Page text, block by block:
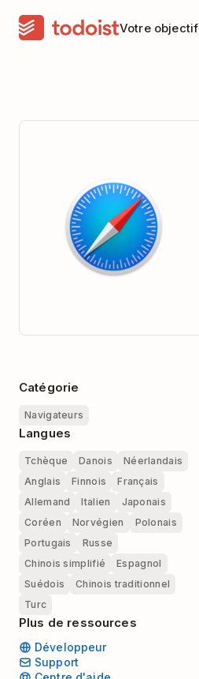
Votre objectif
Catégorie
Navigateurs
Langues
Tchèque Danois
Néerlandais
Anglais
Finnois
Français
Allemand
Italien
Japonais
Coréen
Norvégien
Polonais
Portugais
Russe
Chinois simplifié
Espagnol
Suédois
Chinois traditionnel
Turc
Plus de ressources
Développeur
Support